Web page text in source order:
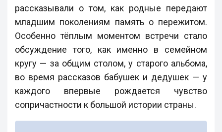
рассказывали о том, как родные передают
младшим поколениям память о пережитом.
Особенно тёплым моментом встречи стало
обсуждение того, как именно в семейном
кругу — за общим столом, у старого альбома,
во время рассказов бабушек и дедушек — у
каждого впервые рождается чувство
сопричастности к большой истории страны.